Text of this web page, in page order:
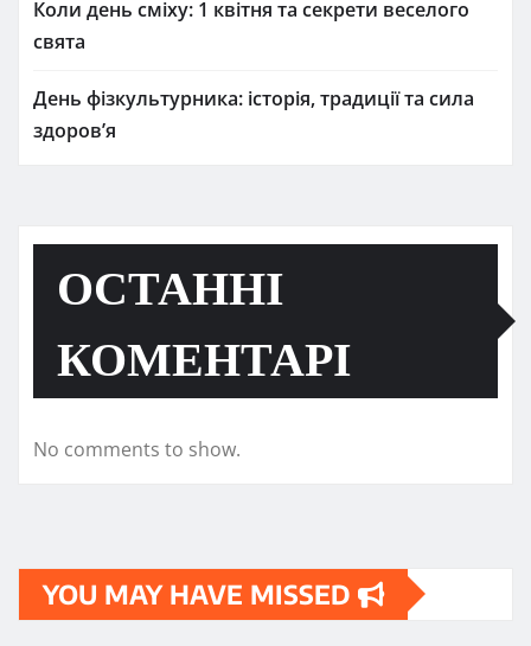
Коли день сміху: 1 квітня та секрети веселого
свята
День фізкультурника: історія, традиції та сила
здоров’я
ОСТАННІ
КОМЕНТАРІ
No comments to show.
YOU MAY HAVE MISSED